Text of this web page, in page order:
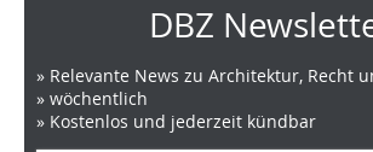
DBZ
» Relevante News zu Architektur, Recht
» wöchentlich
» Kostenlos und jederzeit kündbar